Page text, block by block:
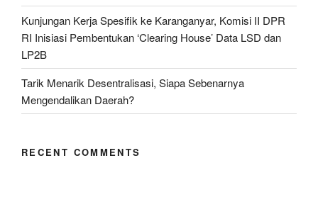
Kunjungan Kerja Spesifik ke Karanganyar, Komisi II DPR
RI Inisiasi Pembentukan ‘Clearing House’ Data LSD dan
LP2B
Tarik Menarik Desentralisasi, Siapa Sebenarnya
Mengendalikan Daerah?
RECENT COMMENTS